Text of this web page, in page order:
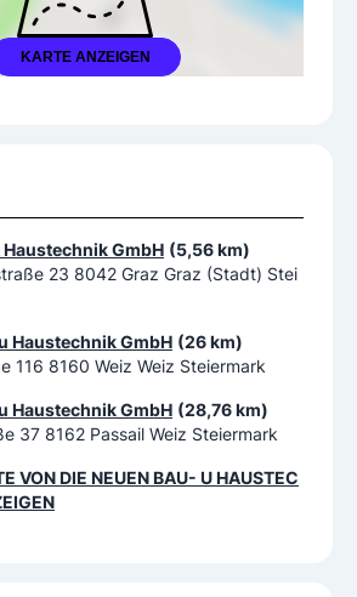
KARTE ANZEIGEN
Haustechnik GmbH (5,56 km)
23 8042 Graz Graz (Stadt) Stei
Haustechnik GmbH (26 km)
116 8160 Weiz Weiz Steiermark
Haustechnik GmbH (28,76 km)
37 8162 Passail Weiz Steiermark
VONDIE NEUEN BAU- U HAUSTEC